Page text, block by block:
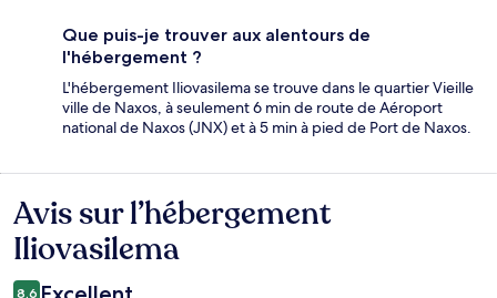
Que puis-je trouver aux alentours de
l'hébergement ?
L'hébergement Iliovasilema se trouve dans le quartier Vieille
ville de Naxos, à seulement 6 min de route de Aéroport
national de Naxos (JNX) et à 5 min à pied de Port de Naxos.
Avis
Avis sur l’hébergement
Iliovasilema
8,6